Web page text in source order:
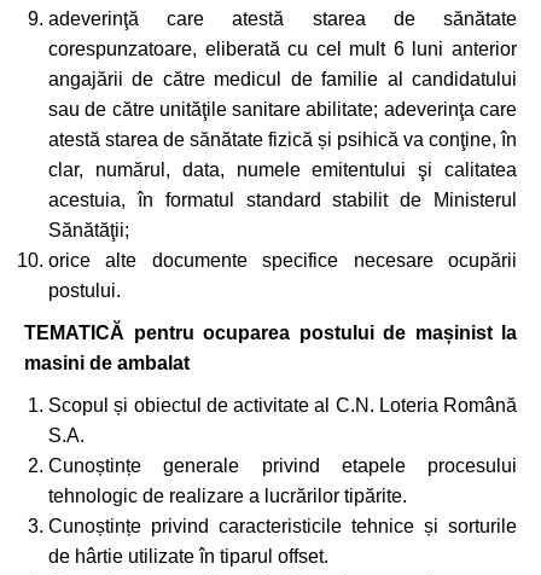
adeverinţă care atestă starea de sănătate
corespunzatoare, eliberată cu cel mult 6 luni anterior
angajării de către medicul de familie al candidatului
sau de către unităţile sanitare abilitate; adeverinţa care
atestă starea de sănătate fizică și psihică va conţine, în
clar, numărul, data, numele emitentului şi calitatea
acestuia, în formatul standard stabilit de Ministerul
Sănătăţii;
orice alte documente specifice necesare ocupării
postului.
TEMATICĂ pentru ocuparea postului de mașinist la
masini de ambalat
Scopul și obiectul de activitate al C.N. Loteria Română
S.A.
Cunoștințe generale privind etapele procesului
tehnologic de realizare a lucrărilor tipărite.
Cunoștințe privind caracteristicile tehnice și sorturile
de hârtie utilizate în tiparul offset.